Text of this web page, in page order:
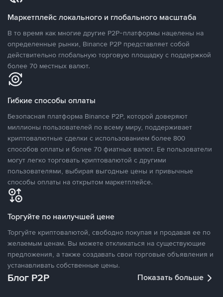
Маркетплейс локального и глобального масштаба
В то время как многие другие P2P-платформы нацелены на
определенные рынки, Binance P2P представляет собой
действительно глобальную торговую площадку с поддержкой
более 70 местных валют.
Гибкие способы оплаты
Безопасная платформа Binance P2P, которой доверяют
миллионы пользователей по всему миру, поддерживает
криптовалютные сделки с использованием более 800
способов оплаты и более 70 фиатных валют. Ее пользователи
могут легко торговать криптовалютой с другими
пользователями, выбирая выгодные цены и привычные
способы оплаты на открытом маркетплейсе.
Торгуйте по наилучшей цене
Торгуйте криптовалютой, свободно покупая и продавая ее по
желаемым ценам. Вы можете откликаться на существующие
предложения, а также создавать свои торговые объявления и
устанавливать собственные цены.
Блог P2P Показать больше